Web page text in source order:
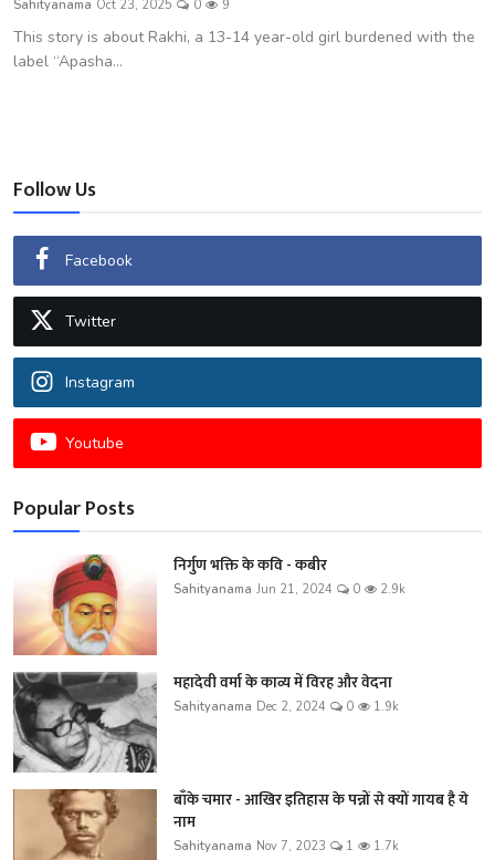
शख्सियत
धरोहर
उपन्यास
सिनेमा
शायरी
ग़ज़ल
Sahityanama Oct 23, 2025 0 9
This story is about Rakhi, a 13-14 year-old girl burdened with the
label “Apasha...
Follow Us
Facebook
Twitter
Instagram
Youtube
Popular Posts
निर्गुण भक्ति के कवि - कबीर
Sahityanama Jun 21, 2024 0 2.9k
महादेवी वर्मा के काव्य में विरह और वेदना
Sahityanama Dec 2, 2024 0 1.9k
बाँके चमार - आखिर इतिहास के पन्नों से क्यों गायब है ये
नाम
Sahityanama Nov 7, 2023 1 1.7k